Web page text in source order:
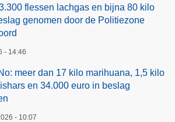
flessen lachgas en bijna 80 kilo
genomen door de Politiezone
- 14:46
meer dan 17 kilo marihuana, 1,5 kilo
en 34.000 euro in beslag
- 10:07